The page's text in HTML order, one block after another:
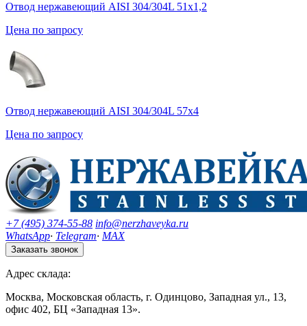
Отвод нержавеющий AISI 304/304L 51х1,2
Цена по запросу
Отвод нержавеющий AISI 304/304L 57х4
Цена по запросу
+7 (495) 374-55-88 info@nerzhaveyka.ru
WhatsApp· Telegram· MAX
Заказать звонок
Адрес склада:
Москва, Московская область, г. Одинцово, Западная ул., 13,
офис 402, БЦ «Западная 13».